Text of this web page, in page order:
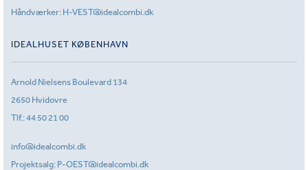
Håndværker: H-VEST@idealcombi.dk
IDEALHUSET KØBENHAVN
Arnold Nielsens Boulevard 134
2650 Hvidovre
Tlf.:44 50 21 00
info@idealcombi.dk
Projektsalg: P-OEST@idealcombi.dk